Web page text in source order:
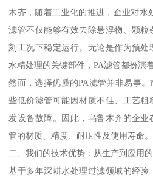
木齐，随着工业化的推进，企业对水
滤管不仅能够有效去除悬浮物、颗
刻工况下稳定运行。无论是作为预
水精处理的关键部件，PA滤管都扮演
然而，选择优质的PA滤管并非易事
些低价滤管可能因材质不佳、工艺粗
发设备故障。因此，乌鲁木齐的企
管的材质、精度、耐压性及使用寿命。
二、我们的技术优势：从生产到应用
基于多年深耕水处理过滤领域的经